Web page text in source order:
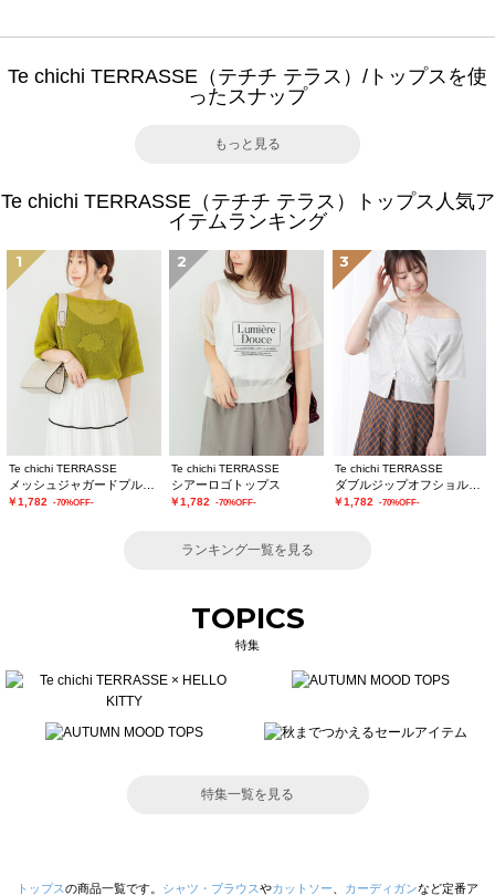
Te chichi TERRASSE（テチチ テラス）/トップスを使
ったスナップ
もっと見る
Te chichi TERRASSE（テチチ テラス）トップス人気ア
イテムランキング
1
Te chichi TERRASSE
￥1,782 -70%OFF-
2
Te chichi TERRASSE
シアーロゴトップス
￥1,782 -70%OFF-
3
Te chichi TERRASSE
ダブルジップオフショルカットトップス
￥1,782 -70%OFF-
ランキング一覧を見る
TOPICS
特集
特集一覧を見る
トップスの商品一覧です。 シャツ・ブラウスやカットソー カーディガンなど定番ア